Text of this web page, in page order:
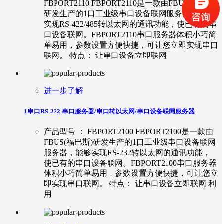
FBPORT2110 FBPORT2110是一款由FBUS(福巴斯)
研发生产的1口工业级串口设备联网服务器，能够
实现RS-422/485转以太网的通讯功能，使已有的串
口设备联网。FBPORT2110串口服务器体积小巧简
单易用，参数设置方便快捷，可让您立即实现串口
联网。 特点： 让串口设备立即联网
进一步了解
1串口RS-232 串口服务器/串口转以太网/串口设备联网服务器
产品型号 ： FBPORT2100 FBPORT2100是一款由
FBUS(福巴斯)研发生产的1口工业级串口设备联网
服务器，能够实现RS-232转以太网的通讯功能，
使已有的串口设备联网。FBPORT2100串口服务器
体积小巧简单易用，参数设置方便快捷，可让您立
即实现串口联网。 特点： 让串口设备立即联网 利
用